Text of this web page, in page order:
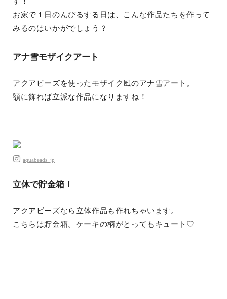
お家で１日のんびるする日は、こんな作品たちを作って
みるのはいかがでしょう？
アナ雪モザイクアート
アクアビーズを使ったモザイク風のアナ雪アート。
額に飾れば立派な作品になりますね！
aquabeads_jp
立体で貯金箱！
アクアビーズなら立体作品も作れちゃいます。
こちらは貯金箱。ケーキの柄がとってもキュート♡